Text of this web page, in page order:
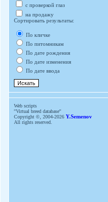
с проверкой глаз
на продажу
Сортировать результаты:
По кличке
По питомникам
По дате рождения
По дате изменения
По дате ввода
Web scripts
''Virtual breed database''
Copyright ©, 2004-2026 Y.Semenov
All rights reserved.